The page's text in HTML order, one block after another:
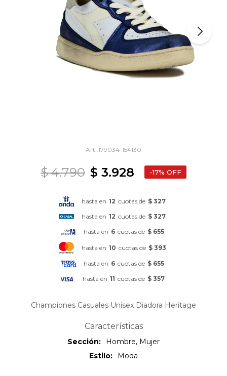
179034-154130
$ 3.928
$ 4.790 17
hasta en 12 cuotas de $ 327
hasta en 12 cuotas de $ 327
hasta en 6 cuotas de $ 655
hasta en 10 cuotas de $ 393
hasta en 6 cuotas de $ 655
hasta en 11 cuotas de $ 357
Championes Casuales Unisex Diadora Heritage
Características
Sección
Hombre, Mujer
Estilo
Moda